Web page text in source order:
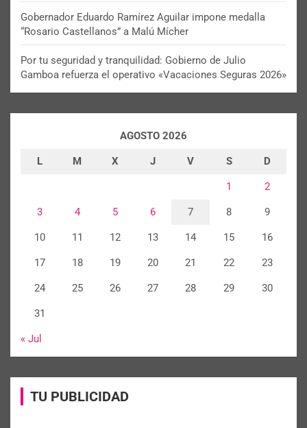
Gobernador Eduardo Ramírez Aguilar impone medalla
“Rosario Castellanos” a Malú Mícher
Por tu seguridad y tranquilidad: Gobierno de Julio
Gamboa refuerza el operativo «Vacaciones Seguras 2026»
AGOSTO 2026
L M X J V S D
1 2
3 4 5 6 7 8 9
10 11 12 13 14 15 16
17 18 19 20 21 22 23
24 25 26 27 28 29 30
31
« Jul
TU PUBLICIDAD